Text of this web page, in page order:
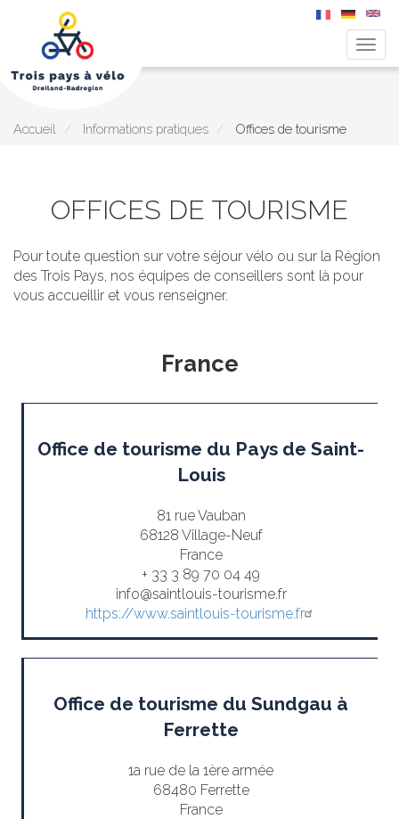
Aller
principal
Accueil Informations pratiques Offices de tourisme
OFFICES DE TOURISME
Pour toute question sur votre séjour vélo ou sur la Région
des Trois Pays, nos équipes de conseillers sont là pour
vous accueillir et vous renseigner.
France
Office de tourisme du Pays de Saint-
Louis
81 rue Vauban
68128 Village-Neuf
France
+ 33 3 89 70 04 49
info@saintlouis-tourisme.fr
https://www.saintlouis-tourisme.fr
Office de tourisme du Sundgau à
Ferrette
1a rue de la 1ère armée
68480 Ferrette
France